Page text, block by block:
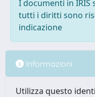
I documenti in
tutti i diritti sono
indicazione
Informazioni
Utilizza questo